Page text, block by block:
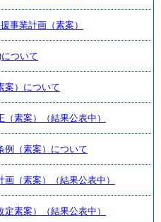
事業計画（素案）
ついて
案）について
素案）（結果公表中）
例（素案）について
（素案）（結果公表中）
素案）（結果公表中）